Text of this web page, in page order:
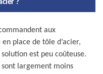
?
aux
place de tôle d’acier,
est peu coûteuse.
sont largement moins